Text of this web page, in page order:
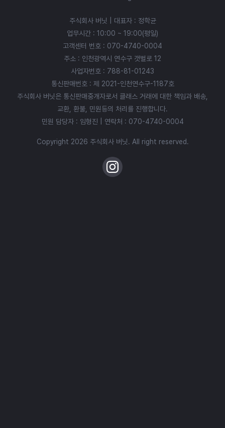
주식회사 버닛 | 대표자 : 정학균
업무시간 : 10:00 ~ 19:00(평일)
고객센터 번호 : 070-4740-0004
주소 : 인천광역시 연수구 갯벌로 12
사업자번호 : 788-81-01243
통신판매번호 : 제 2021-인천연수구-1187호
주식회사 버닛은 통신판매중개자로서 클래스 거래에 대한 책임과 배송,
교환, 환불, 민원등의 처리를 진행합니다.
민원 담당자 : 임형진 | 연락처 : 070-4740-0004
Copyright 2026 주식회사 버닛. All right reserved.